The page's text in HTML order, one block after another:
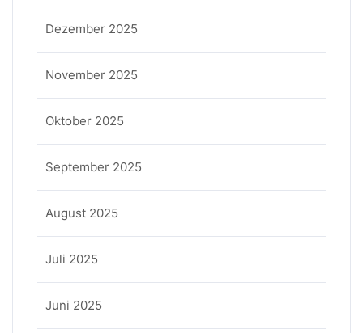
Dezember 2025
November 2025
Oktober 2025
September 2025
August 2025
Juli 2025
Juni 2025